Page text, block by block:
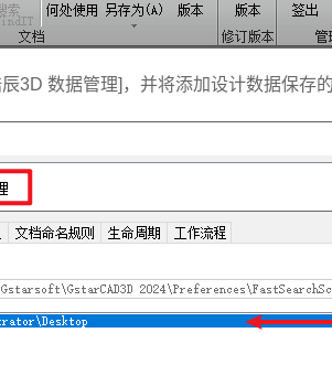
3D 数据管理]，并将添加设计数据保存